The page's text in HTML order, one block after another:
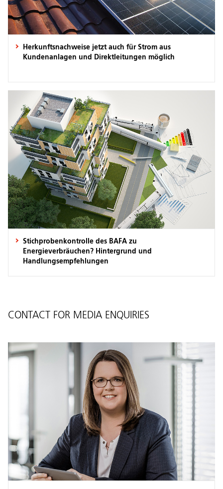
Herkunftsnachweise jetzt auch für Strom aus
Kundenanlagen und Direktleitungen möglich
Stichprobenkontrolle des BAFA zu
Energieverbräuchen? Hintergrund und
Handlungsempfehlungen
CONTACT FOR MEDIA ENQUIRIES